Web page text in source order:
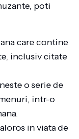
poti
care contine
inclusiv citate
o serie de
intr-o
in viata de